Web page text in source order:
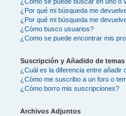
¿Por qué mi búsqueda me
¿Por qué mi búsqueda me
¿Cómo busco usuarios?
¿Como se puede encontrar mis
Suscripción y Añadido de
¿Cuál es la diferencia entre
¿Cómo me suscribo a un foro o
¿Cómo borro mis suscripciones?
Archivos Adjuntos